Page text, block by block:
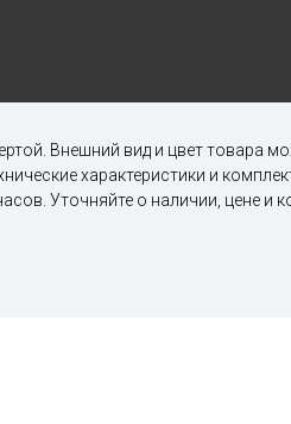
Внешний вид и цвет товара
характеристики и
Уточняйте о наличии, цене и